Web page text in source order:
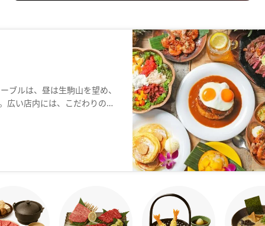
ブルは、昼は生駒山を望め、
広い店内には、こだわりの家